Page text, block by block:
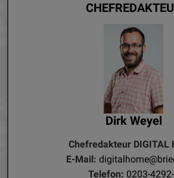
Dirk Weyel
Chefredakteur DIGITAL
E-Mail:
Telefon: 0203-